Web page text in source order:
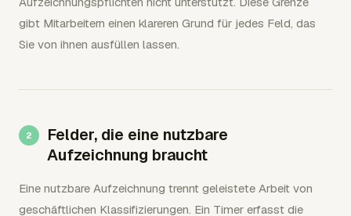
gibt Mitarbeitern einen klareren Grund für jedes Feld, das
Sie von ihnen ausfüllen lassen.
Felder, die eine nutzbare
Aufzeichnung braucht
Eine nutzbare Aufzeichnung trennt geleistete Arbeit von
geschäftlichen Klassifizierungen. Ein Timer erfasst die